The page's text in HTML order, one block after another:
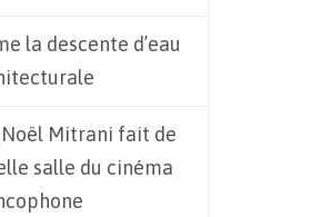
la descente d’eau
Noël Mitrani fait de
salle du cinéma